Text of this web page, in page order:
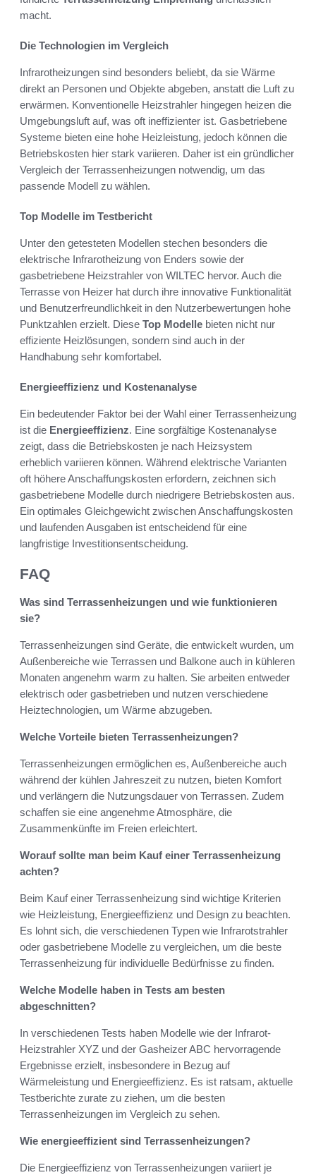
macht.
Die Technologien im Vergleich
Infrarotheizungen sind besonders beliebt, da sie Wärme
direkt an Personen und Objekte abgeben, anstatt die Luft zu
erwärmen. Konventionelle Heizstrahler hingegen heizen die
Umgebungsluft auf, was oft ineffizienter ist. Gasbetriebene
Systeme bieten eine hohe Heizleistung, jedoch können die
Betriebskosten hier stark variieren. Daher ist ein gründlicher
Vergleich der Terrassenheizungen notwendig, um das
passende Modell zu wählen.
Top Modelle im Testbericht
Unter den getesteten Modellen stechen besonders die
elektrische Infrarotheizung von Enders sowie der
gasbetriebene Heizstrahler von WILTEC hervor. Auch die
Terrasse von Heizer hat durch ihre innovative Funktionalität
und Benutzerfreundlichkeit in den Nutzerbewertungen hohe
Punktzahlen erzielt. Diese Top Modelle bieten nicht nur
effiziente Heizlösungen, sondern sind auch in der
Handhabung sehr komfortabel.
Energieeffizienz und Kostenanalyse
Ein bedeutender Faktor bei der Wahl einer Terrassenheizung
ist die Energieeffizienz. Eine sorgfältige Kostenanalyse
zeigt, dass die Betriebskosten je nach Heizsystem
erheblich variieren können. Während elektrische Varianten
oft höhere Anschaffungskosten erfordern, zeichnen sich
gasbetriebene Modelle durch niedrigere Betriebskosten aus.
Ein optimales Gleichgewicht zwischen Anschaffungskosten
und laufenden Ausgaben ist entscheidend für eine
langfristige Investitionsentscheidung.
FAQ
Was sind Terrassenheizungen und wie funktionieren
sie?
Terrassenheizungen sind Geräte, die entwickelt wurden, um
Außenbereiche wie Terrassen und Balkone auch in kühleren
Monaten angenehm warm zu halten. Sie arbeiten entweder
elektrisch oder gasbetrieben und nutzen verschiedene
Heiztechnologien, um Wärme abzugeben.
Welche Vorteile bieten Terrassenheizungen?
Terrassenheizungen ermöglichen es, Außenbereiche auch
während der kühlen Jahreszeit zu nutzen, bieten Komfort
und verlängern die Nutzungsdauer von Terrassen. Zudem
schaffen sie eine angenehme Atmosphäre, die
Zusammenkünfte im Freien erleichtert.
Worauf sollte man beim Kauf einer Terrassenheizung
achten?
Beim Kauf einer Terrassenheizung sind wichtige Kriterien
wie Heizleistung, Energieeffizienz und Design zu beachten.
Es lohnt sich, die verschiedenen Typen wie Infrarotstrahler
oder gasbetriebene Modelle zu vergleichen, um die beste
Terrassenheizung für individuelle Bedürfnisse zu finden.
Welche Modelle haben in Tests am besten
abgeschnitten?
In verschiedenen Tests haben Modelle wie der Infrarot-
Heizstrahler XYZ und der Gasheizer ABC hervorragende
Ergebnisse erzielt, insbesondere in Bezug auf
Wärmeleistung und Energieeffizienz. Es ist ratsam, aktuelle
Testberichte zurate zu ziehen, um die besten
Terrassenheizungen im Vergleich zu sehen.
Wie energieeffizient sind Terrassenheizungen?
Die Energieeffizienz von Terrassenheizungen variiert je